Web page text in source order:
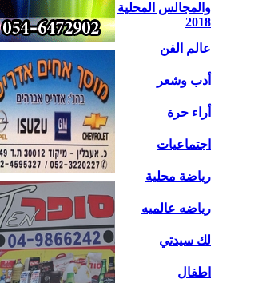
والمجالس المحلية
2018
عالم الفن
أدب وشعر
أراء حرة
اجتماعيات
رياضة محلية
رياضه عالميه
لك سيدتي
اطفال